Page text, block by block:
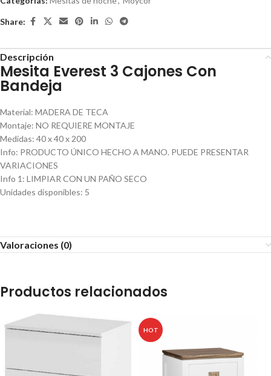
Share:
Descripción
Mesita Everest 3 Cajones Con
Bandeja
Material: MADERA DE TECA
Montaje: NO REQUIERE MONTAJE
Medidas: 40 x 40 x 200
Info: PRODUCTO ÚNICO HECHO A MANO. PUEDE PRESENTAR
VARIACIONES
Info 1 : LIMPIAR CON UN PAÑO SECO
Unidades disponibles: 5
Valoraciones (0)
Productos relacionados
HOT